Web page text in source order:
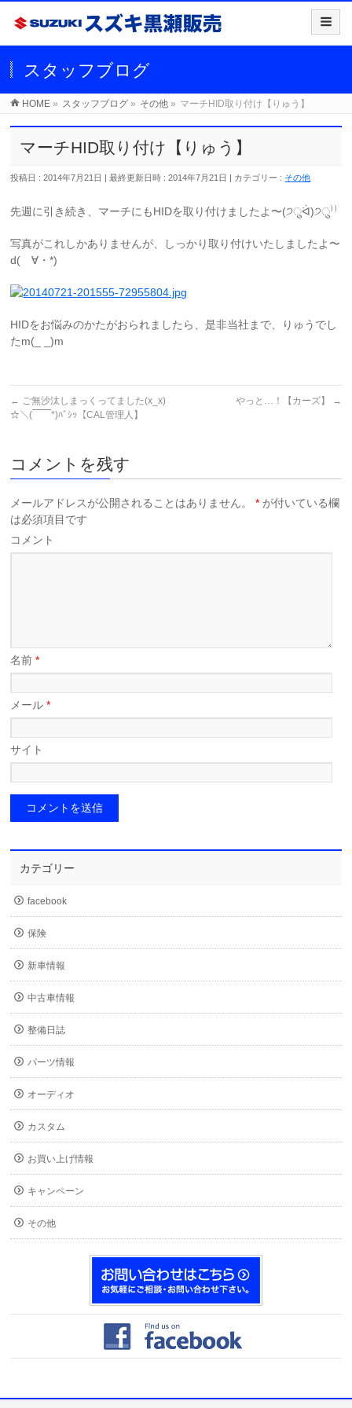
スタッフブログ
HOME » スタッフブログ » その他 » マーチHID取り付け【りゅう】
マーチHID取り付け【りゅう】
投稿日 : 2014年7月21日 最終更新日時 : 2014年7月21日 カテゴリー : その他
先週に引き続き、マーチにもHIDを取り付けましたよ〜(੭ुᐛ)੭ु⁾⁾
写真がこれしかありませんが、しっかり取り付けいたしましたよ〜
d(ゝ∀・*)
HIDをお悩みのかたがおられましたら、是非当社まで、りゅうでし
たm(_ _)m
← ご無沙汰しまっくってました(x_x)
☆＼(￣￣*)ﾊﾞｼｯ【CAL管理人】
やっと…！【カーズ】 →
コメントを残す
メールアドレスが公開されることはありません。 * が付いている欄
は必須項目です
コメント
名前*
メール*
サイト
カテゴリー
facebook
保険
新車情報
中古車情報
整備日誌
パーツ情報
オーディオ
カスタム
お買い上げ情報
キャンペーン
その他